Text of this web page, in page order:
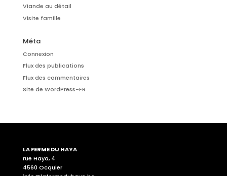
Viande au détail
Visite famille
Méta
Connexion
Flux des publications
Flux des commentaires
Site de WordPress-FR
LA FERME DU HAYA
rue Haya, 4
4560 Ocquier